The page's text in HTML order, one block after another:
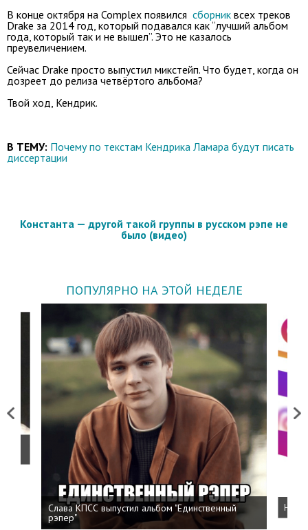
В конце октября на Complex появился сборник всех треков
Drake за 2014 год, который подавался как “лучший альбом
года, который так и не вышел”. Это не казалось
преувеличением.
Сейчас Drake просто выпустил микстейп. Что будет, когда он
дозреет до релиза четвёртого альбома?
Твой ход, Кендрик.
В ТЕМУ: Почему по текстам Кендрика Ламара будут писать
диссертации
Константа — другой такой группы в русском рэпе не
было (видео)
ПОПУЛЯРНО НА ЭТОЙ НЕДЕЛЕ
Previous
Слава КПСС выпустил альбом "Единственный
рэпер"
Next